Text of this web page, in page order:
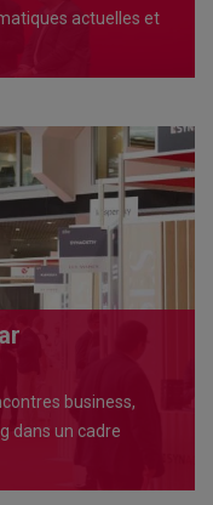
actuelles et
business,
dans un cadre